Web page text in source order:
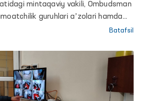
mintaqaviy vakili, Ombudsman
guruhlari aʼzolari hamda
Andijon viloyati Kengashi
amalga oshirildi.
Batafsil